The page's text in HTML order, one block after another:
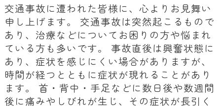
交通事故に遭われた皆様に、心よりお見舞い
申し上げます。 交通事故は突然起こるもので
あり、治療などについてお困りの方や悩まれ
ている方も多いです。 事故直後は興奮状態に
あり、症状を感じにくい場合がありますが、
時間が経つとともに症状が現れることがあり
ます。 首・背中・手足などに数日後や数週間
後に痛みやしびれが生じ、その症状が長引く